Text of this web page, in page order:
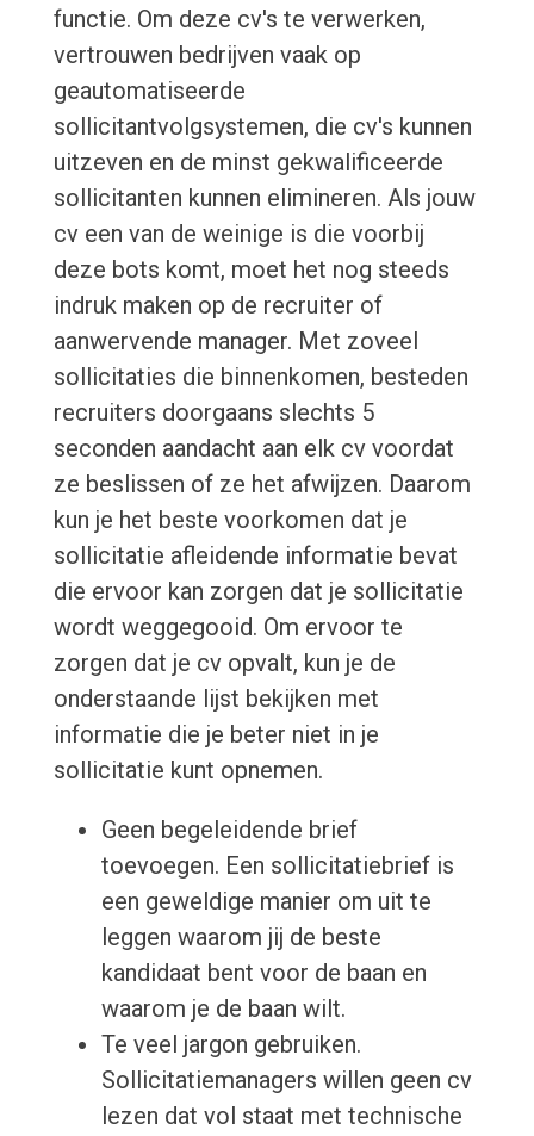
functie. Om deze cv's te verwerken,
vertrouwen bedrijven vaak op
geautomatiseerde
sollicitantvolgsystemen, die cv's kunnen
uitzeven en de minst gekwalificeerde
sollicitanten kunnen elimineren. Als jouw
cv een van de weinige is die voorbij
deze bots komt, moet het nog steeds
indruk maken op de recruiter of
aanwervende manager. Met zoveel
sollicitaties die binnenkomen, besteden
recruiters doorgaans slechts 5
seconden aandacht aan elk cv voordat
ze beslissen of ze het afwijzen. Daarom
kun je het beste voorkomen dat je
sollicitatie afleidende informatie bevat
die ervoor kan zorgen dat je sollicitatie
wordt weggegooid. Om ervoor te
zorgen dat je cv opvalt, kun je de
onderstaande lijst bekijken met
informatie die je beter niet in je
sollicitatie kunt opnemen.
Geen begeleidende brief
toevoegen. Een sollicitatiebrief is
een geweldige manier om uit te
leggen waarom jij de beste
kandidaat bent voor de baan en
waarom je de baan wilt.
Te veel jargon gebruiken.
Sollicitatiemanagers willen geen cv
lezen dat vol staat met technische